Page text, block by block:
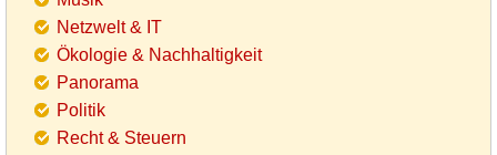
Netzwelt & IT
Ökologie & Nachhaltigkeit
Panorama
Politik
Recht & Steuern